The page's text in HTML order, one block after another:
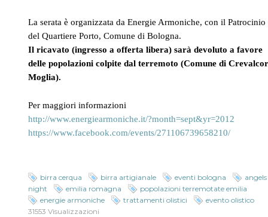
La serata è organizzata da Energie Armoniche, con il Patrocinio
del Quartiere Porto, Comune di Bologna.
Il ricavato (ingresso a offerta libera) sarà devoluto a favore
delle popolazioni colpite dal terremoto (Comune di
Moglia).
Per maggiori informazioni
http://www.energiearmoniche.it/?month=sept&yr=2012
https://www.facebook.com/events/271106739658210/
birra cerqua birra artigianale eventi bologna
angels
night
emilia romagna
popolazioni terremotate emilia
energie armoniche
trattamenti olistici
evento olistico
31553 Visualizzazioni